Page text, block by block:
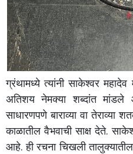
ग्रंथामध्ये त्यांनी साकेश्वर महादेव
अतिशय नेमक्या शब्दांत मांडले
साधारणपणे बाराव्या वा तेराव्या
काळातील वैभवाची साक्ष देते.
आहे. ही रचना चिखली